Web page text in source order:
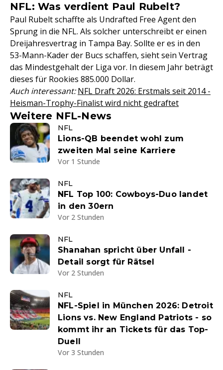
NFL: Was verdient Paul Rubelt?
Paul Rubelt schaffte als Undrafted Free Agent den
Sprung in die NFL. Als solcher unterschreibt er einen
Dreijahresvertrag in Tampa Bay. Sollte er es in den
53-Mann-Kader der Bucs schaffen, sieht sein Vertrag
das Mindestgehalt der Liga vor. In diesem Jahr beträgt
dieses für Rookies 885.000 Dollar.
Auch interessant: NFL Draft 2026: Erstmals seit 2014 -
Heisman-Trophy-Finalist wird nicht gedraftet
Weitere NFL-News
NFL
Lions-QB beendet wohl zum
zweiten Mal seine Karriere
Vor 1 Stunde
NFL
NFL Top 100: Cowboys-Duo landet
in den 30ern
Vor 2 Stunden
NFL
Shanahan spricht über Unfall -
Detail sorgt für Rätsel
Vor 2 Stunden
NFL
NFL-Spiel in München 2026: Detroit
Lions vs. New England Patriots - so
kommt ihr an Tickets für das Top-
Duell
Vor 3 Stunden